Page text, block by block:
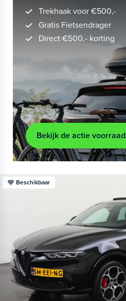
Trekhaak voor €500,-
Gratis Fietsendrager
Direct €500,- korting
Bekijk de actie voorraad
Beschikbaar